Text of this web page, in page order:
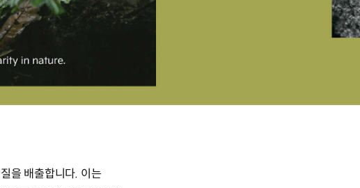
을 배출합니다. 이는